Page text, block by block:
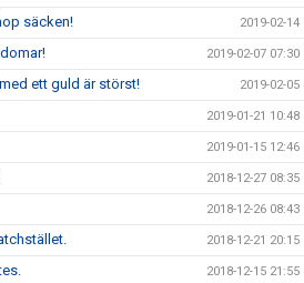
säcken! 2019-02-14
2019-02-07 07:30
ett guld är störst! 2019-02-05
2019-01-21 10:48
2019-01-15 12:46
2018-12-27 08:35
2018-12-26 08:43
2018-12-21 20:15
2018-12-15 21:55